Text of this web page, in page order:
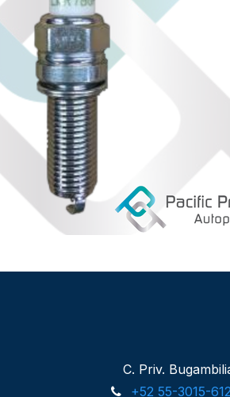
C. Priv.
+52 55-3015-